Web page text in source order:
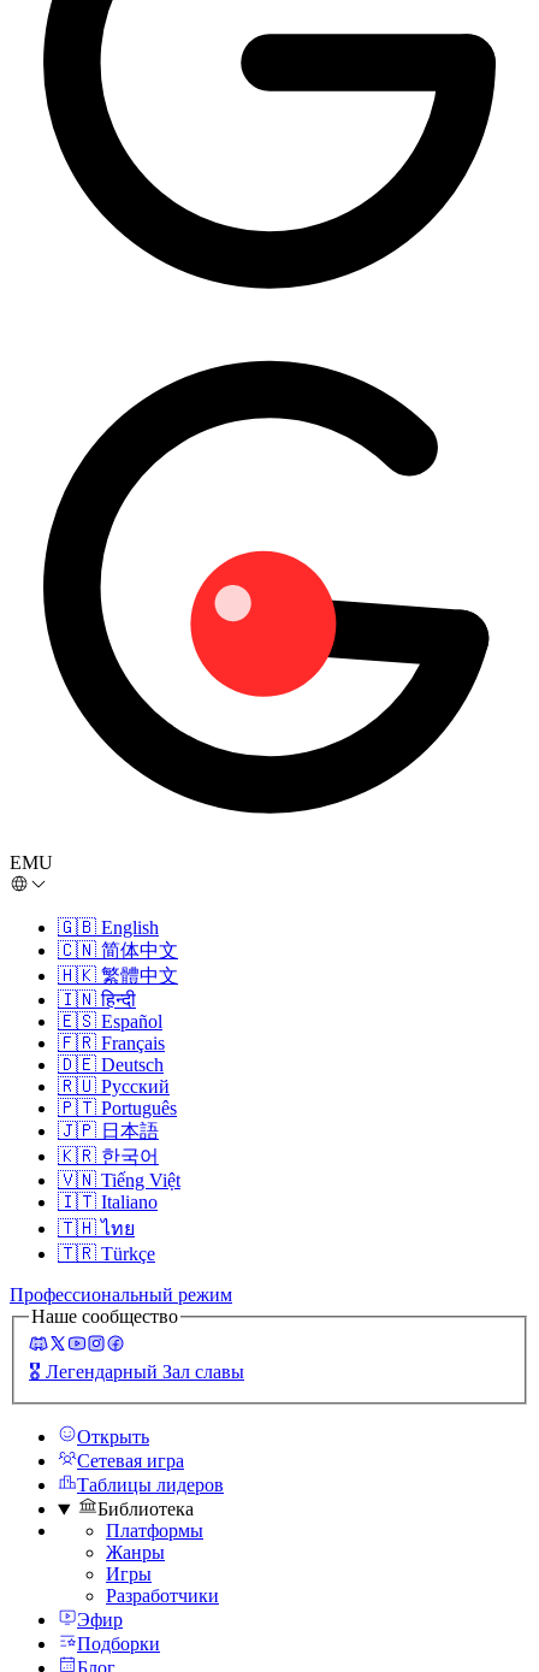
EMU
🇬🇧 English
🇨🇳 简体中文
🇭🇰 繁體中文
🇮🇳 हिन्दी
🇪🇸 Español
🇫🇷 Français
🇩🇪 Deutsch
🇷🇺 Русский
🇵🇹 Português
🇯🇵 日本語
🇰🇷 한국어
🇻🇳 Tiếng Việt
🇮🇹 Italiano
🇹🇭 ไทย
🇹🇷 Türkçe
Профессиональный режим
Наше сообщество
🎖️ Легендарный Зал славы
Открыть
Сетевая игра
Таблицы лидеров
Библиотека
Платформы
Жанры
Игры
Разработчики
Эфир
Подборки